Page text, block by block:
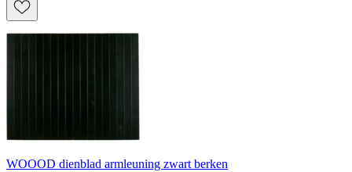
WOOOD dienblad armleuning zwart berken